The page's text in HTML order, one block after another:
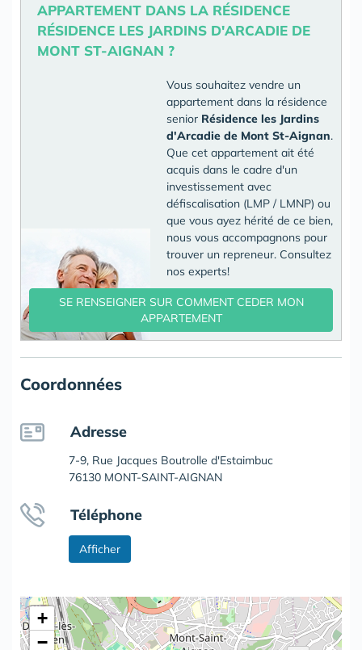
APPARTEMENT DANS LA RÉSIDENCE
RÉSIDENCE LES JARDINS D'ARCADIE DE
MONT ST-AIGNAN ?
Vous souhaitez vendre un
appartement dans la résidence
senior Résidence les Jardins
d'Arcadie de Mont St-Aignan.
Que cet appartement ait été
acquis dans le cadre d'un
investissement avec
défiscalisation (LMP / LMNP) ou
que vous ayez hérité de ce bien,
nous vous accompagnons pour
trouver un repreneur. Consultez
nos experts!
SE RENSEIGNER SUR COMMENT CEDER MON
APPARTEMENT
Coordonnées
Adresse
7-9, Rue Jacques Boutrolle d'Estaimbuc
76130 MONT-SAINT-AIGNAN
Téléphone
Afficher
+
−